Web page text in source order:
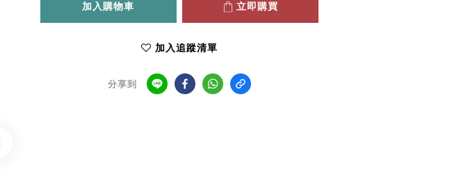
加入購物車 立即購買
加入追蹤清單
分享到